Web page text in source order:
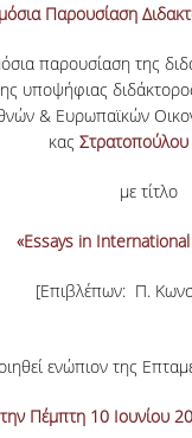
Παρουσίαση
παρουσίαση της
υποψήφιας
& Ευρωπαϊκών
καςΣτρατοπούλου
με τίτλο
«Essays in
[Επιβλέπων: Π.
ενώπιον της
την Πέμπτη 10 Ιουνίου